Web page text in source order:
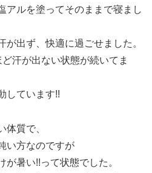
アルを塗ってそのままで寝まし
が出ず、快適に過ごせました。
汗が出ない状態が続いてま
しています!!
体質で、
い方なのですが
暑い!!って状態でした。